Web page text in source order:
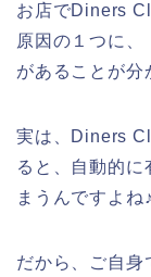
お店でDiners
原因の１つに、
があることが分
実は、Diners
ると、自動的に
まうんですよね♪
だから、ご自